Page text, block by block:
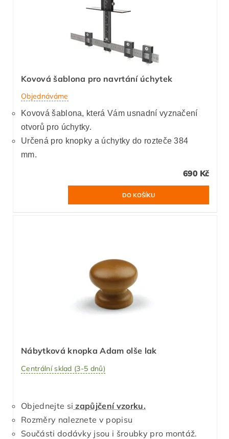
Kovová šablona pro navrtání úchytek
Objednáváme
Kovová šablona, která Vám usnadní vyznačení
otvorů pro úchytky.
Určená pro knopky a úchytky do rozteče 384
mm.
690 Kč
Nábytková knopka Adam olše lak
Centrální sklad (3-5 dnů)
Objednejte si zapůjčení vzorku.
Rozměry naleznete v popisu
Součásti dodávky jsou i šroubky pro montáž.